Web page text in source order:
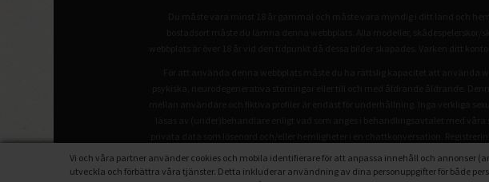
eventuella frågor kan du kontakta vår kundtjänst via e-post. All information
Vi och våra partner använder cookies och mobila identifierare för att anpassa innehåll och annonser
utveckla och förbättra våra tjänster. Detta inkluderar användning av dina personuppgifter för både